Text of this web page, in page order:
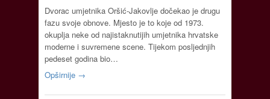
Dvorac umjetnika Oršić-Jakovlje dočekao je drugu
fazu svoje obnove. Mjesto je to koje od 1973.
okuplja neke od najistaknutijih umjetnika hrvatske
moderne i suvremene scene. Tijekom posljednjih
pedeset godina bio…
Opširnije →